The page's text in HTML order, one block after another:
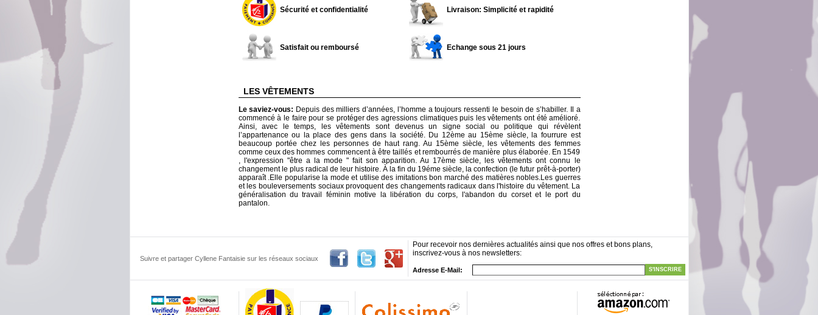
Sécurité et confidentialité Livraison: Simplicité et rapidité
Satisfait ou remboursé Echange sous 21 jours
LES VÊTEMENTS
Le saviez-vous: Depuis des milliers d’années, l’homme a toujours ressenti le besoin de s’habiller. Il a
commencé à le faire pour se protéger des agressions climatiques puis les vêtements ont été amélioré.
Ainsi, avec le temps, les vêtements sont devenus un signe social ou politique qui révèlent
l’appartenance ou la place des gens dans la société. Du 12ème au 15ème siècle, la fourrure est
beaucoup portée chez les personnes de haut rang. Au 15ème siècle, les vêtements des femmes
comme ceux des hommes commencent à être taillés et rembourrés de manière plus élaborée. En 1549
, l'expression "être a la mode " fait son apparition. Au 17ème siècle, les vêtements ont connu le
changement le plus radical de leur histoire. À la fin du 19éme siècle, la confection (le futur prêt-à-porter)
apparaît .Elle popularise la mode et utilise des imitations bon marché des matières nobles.Les guerres
et les bouleversements sociaux provoquent des changements radicaux dans l'histoire du vêtement. La
généralisation du travail féminin motive la libération du corps, l'abandon du corset et le port du
pantalon.
Suivre et partager Cyllene Fantaisie sur les réseaux sociaux
Pour recevoir nos dernières actualités ainsi que nos offres et bons plans,
inscrivez-vous à nos newsletters:
Adresse E-Mail: S'INSCRIRE